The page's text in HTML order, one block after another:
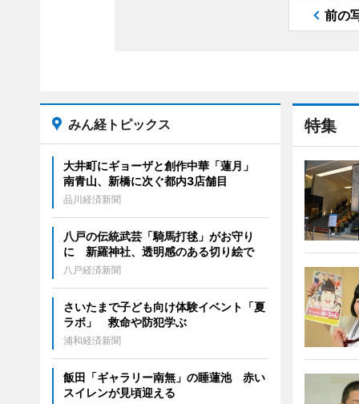
前の
特集
みん経トピックス
大井町にギョーザと創作中華「蓮月」
南青山、新橋に次ぐ都内3店舗目
品川経済新聞
八戸の伝統武芸「騎馬打毬」がお守り
に 新羅神社、透明感のある切り絵で
八戸経済新聞
さいたまで子ども向け体験イベント「夏
ラボ」 救命や防犯学ぶ
浦和経済新聞
飯田「ギャラリー南無」の睡蓮池 赤い
スイレンが見頃迎える